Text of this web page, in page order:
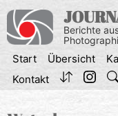
Inhalt
springen
Berichte
Start Übersicht
Kontakt